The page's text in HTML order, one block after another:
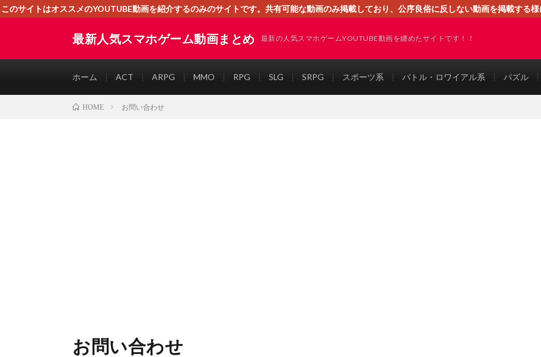
このサイトはオススメのYOUTUBE動画を紹介するのみのサイトです。共有可能な動画のみ掲載しており、公序良俗に反しない動画を掲載する
最新人気スマホゲーム動画まとめ 最新の人気スマホゲームYOUTUBE動画を纏めたサイトです！！
ホーム ACT ARPG MMO RPG SLG SRPG スポーツ系 バトル・ロワイアル系 パズル
HOME お問い合わせ
お問い合わせ